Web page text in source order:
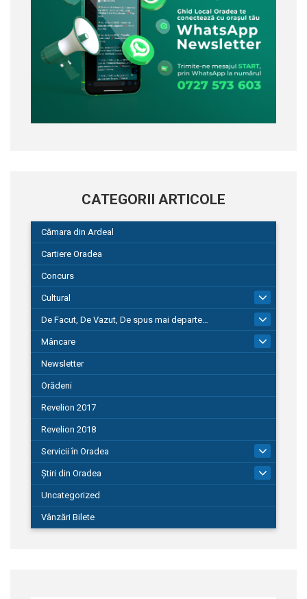
CATEGORII ARTICOLE
Cămara din Ardeal
Cartiere Oradea
Concurs
Cultural
De Facut, De Vazut, De spus mai departe…
580
Mâncare
Newsletter
Orădeni
Revelion 2017
Revelion 2018
Servicii în Oradea
Știri din Oradea
Uncategorized
Vânzări Bilete